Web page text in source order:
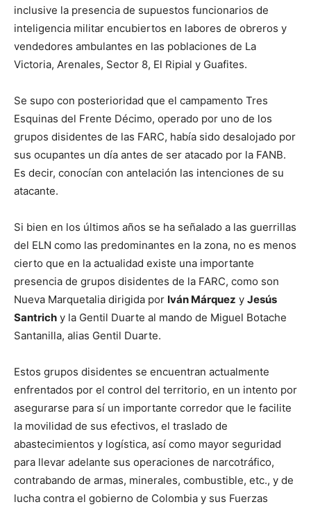
inclusive la presencia de supuestos funcionarios de
inteligencia militar encubiertos en labores de obreros y
vendedores ambulantes en las poblaciones de La
Victoria, Arenales, Sector 8, El Ripial y Guafites.
Se supo con posterioridad que el campamento Tres
Esquinas del Frente Décimo, operado por uno de los
grupos disidentes de las FARC, había sido desalojado por
sus ocupantes un día antes de ser atacado por la FANB.
Es decir, conocían con antelación las intenciones de su
atacante.
Si bien en los últimos años se ha señalado a las guerrillas
del ELN como las predominantes en la zona, no es menos
cierto que en la actualidad existe una importante
presencia de grupos disidentes de la FARC, como son
Nueva Marquetalia dirigida por Iván Márquez y Jesús
Santrich y la Gentil Duarte al mando de Miguel Botache
Santanilla, alias Gentil Duarte.
Estos grupos disidentes se encuentran actualmente
enfrentados por el control del territorio, en un intento por
asegurarse para sí un importante corredor que le facilite
la movilidad de sus efectivos, el traslado de
abastecimientos y logística, así como mayor seguridad
para llevar adelante sus operaciones de narcotráfico,
contrabando de armas, minerales, combustible, etc., y de
lucha contra el gobierno de Colombia y sus Fuerzas